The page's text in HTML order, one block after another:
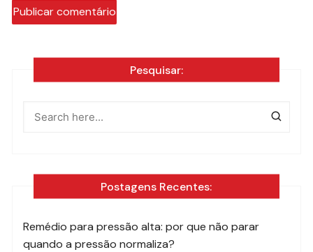
Pesquisar:
Postagens Recentes:
Remédio para pressão alta: por que não parar
quando a pressão normaliza?